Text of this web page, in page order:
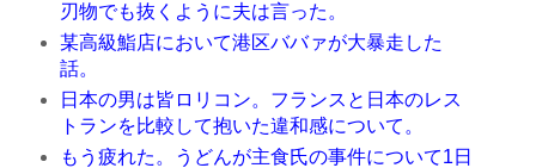
刃物でも抜くように夫は言った。
某高級鮨店において港区ババァが大暴走した
話。
日本の男は皆ロリコン。フランスと日本のレス
トランを比較して抱いた違和感について。
もう疲れた。うどんが主食氏の事件について1日